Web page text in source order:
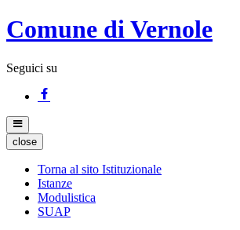
Comune di Vernole
Seguici su
close
Torna al sito Istituzionale
Istanze
Modulistica
SUAP